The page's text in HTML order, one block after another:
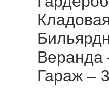
Веранда
Гараж –